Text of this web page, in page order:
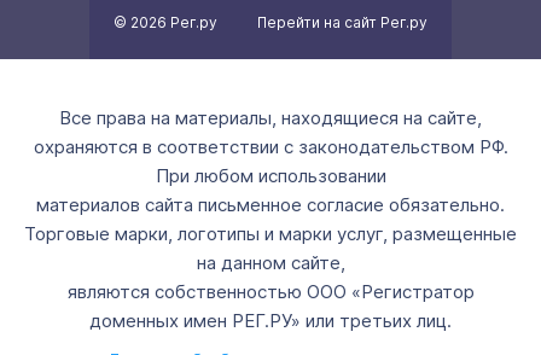
© 2026 Рег.ру Перейти на сайт Рег.ру
Все права на материалы, находящиеся на сайте,
охраняются в соответствии с законодательством РФ.
При любом использовании
материалов сайта письменное согласие обязательно.
Торговые марки, логотипы и марки услуг, размещенные
на данном сайте,
являются собственностью ООО «Регистратор
доменных имен РЕГ.РУ» или третьих лиц.